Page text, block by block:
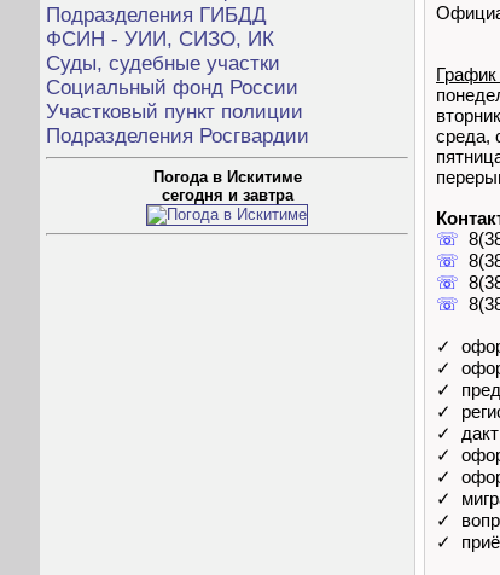
Подразделения ГИБДД
ФСИН - УИИ, СИЗО, ИК
Суды, судебные участки
Социальный фонд России
Участковый пункт полиции
Подразделения Росгвардии
Погода в Искитиме
сегодня и завтра
среда,
☏
☏
☏
☏
✓
✓
✓
✓
✓
✓
✓
✓
✓
✓